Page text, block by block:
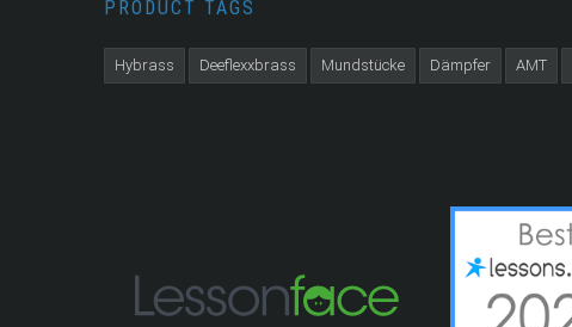
PRODUCT TAGS
Hybrass Deeflexxbrass Mundstücke Dämpfer AMT